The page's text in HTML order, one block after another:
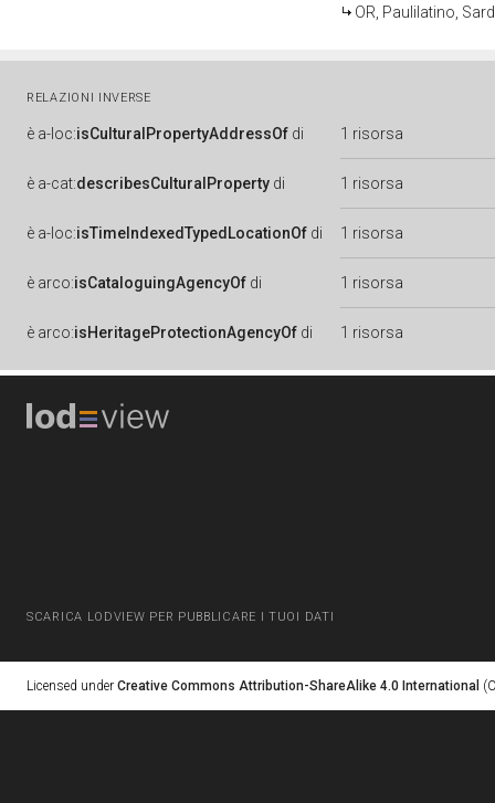
OR, Paulilatino,
RELAZIONI INVERSE
è a-loc:isCulturalPropertyAddressOf di 1 risorsa
è a-cat:describesCulturalProperty di 1 risorsa
è a-loc:isTimeIndexedTypedLocationOf di 1 risorsa
è arco:isCataloguingAgencyOf di 1 risorsa
è arco:isHeritageProtectionAgencyOf di 1 risorsa
SCARICA LODVIEW PER PUBBLICARE I TUOI DATI
Licensed under Creative Commons Attribution-ShareAlike 4.0 International